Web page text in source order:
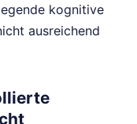
kognitive
ausreichend